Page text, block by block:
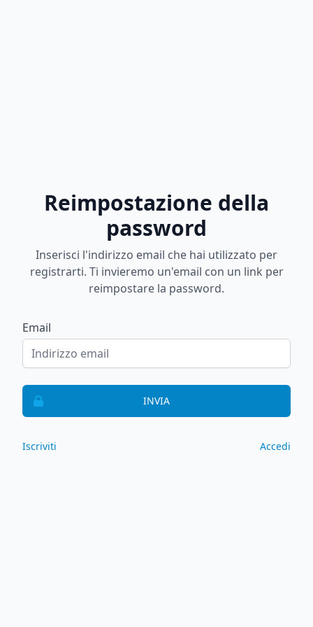
Reimpostazione della
password
Inserisci l'indirizzo email che hai utilizzato per
registrarti. Ti invieremo un'email con un link per
reimpostare la password.
Email
INVIA
Iscriviti Accedi